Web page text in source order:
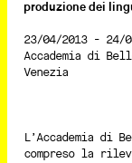
produzione dei
23/04/2013 - 24/
Accademia di
Venezia
L’Accademia di
compreso la